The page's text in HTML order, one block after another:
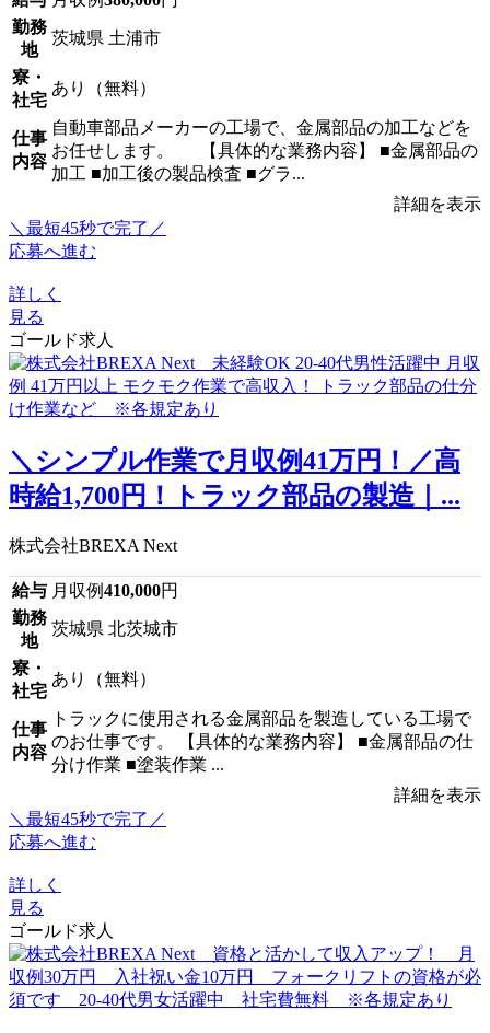
勤務
地
茨城県 土浦市
寮・
社宅
あり（無料）
仕事
内容
自動車部品メーカーの工場で、金属部品の加工などを
お任せします。 【具体的な業務内容】 ■金属部品の
加工 ■加工後の製品検査 ■グラ...
詳細を表示
＼最短45秒で完了／
応募へ進む
詳しく
見る
ゴールド求人
＼シンプル作業で月収例41万円！／高
時給1,700円！トラック部品の製造｜...
株式会社BREXA Next
給与 月収例410,000円
勤務
地
茨城県 北茨城市
寮・
社宅
あり（無料）
仕事
内容
トラックに使用される金属部品を製造している工場で
のお仕事です。 【具体的な業務内容】 ■金属部品の仕
分け作業 ■塗装作業 ...
詳細を表示
＼最短45秒で完了／
応募へ進む
詳しく
見る
ゴールド求人